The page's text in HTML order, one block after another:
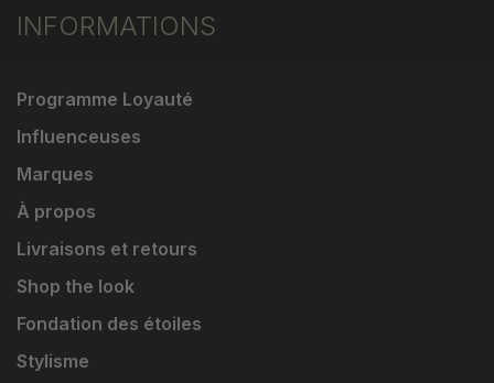
INFORMATIONS
Programme Loyauté
Influenceuses
Marques
À propos
Livraisons et retours
Shop the look
Fondation des étoiles
Stylisme